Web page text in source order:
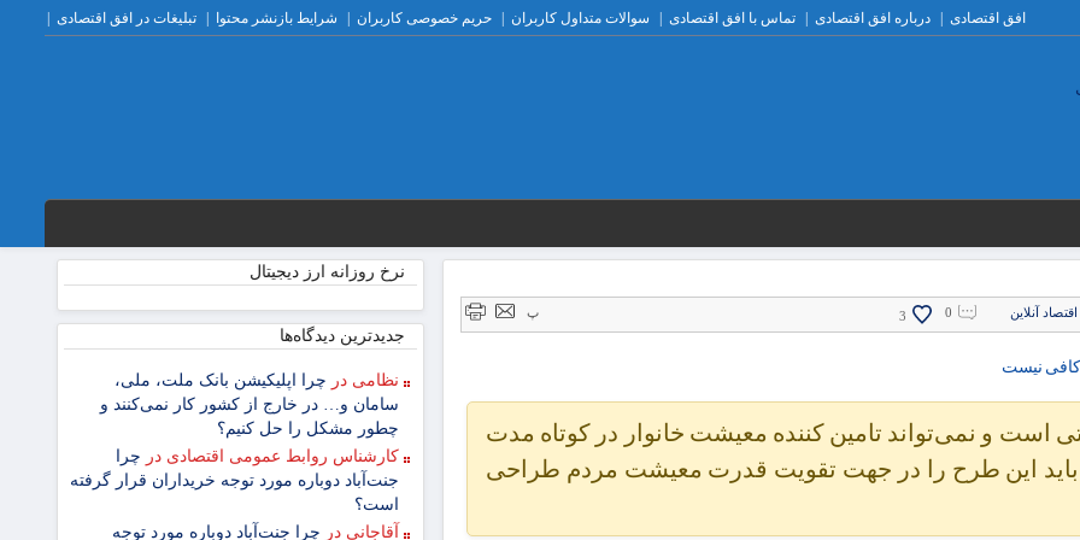
افق اقتصادی درباره افق اقتصادی تماس با افق اقتصادی سوالات متداول کاربران حریم خصوصی کاربران شرایط بازنشر محتوا تبلیغات در افق اقتصادی
اقتصاد آنلاین 0
3 پ
و نمی‌تواند تامین کننده معیشت خانوار در کوتاه مدت
باید این طرح را در جهت تقویت قدرت معیشت مردم طراحی
نرخ روزانه ارز دیجیتال
جدیدترین دیدگاه‌‌ها
نظامی در چرا اپلیکیشن بانک ملت، ملی،
سامان و… در خارج از کشور کار نمی‌کنند و
چطور مشکل را حل کنیم؟
کارشناس روابط عمومی اقتصادی در چرا
جنت‌آباد دوباره مورد توجه خریداران قرار گرفته
است؟
آقاجانی در چرا جنت‌آباد دوباره مورد توجه